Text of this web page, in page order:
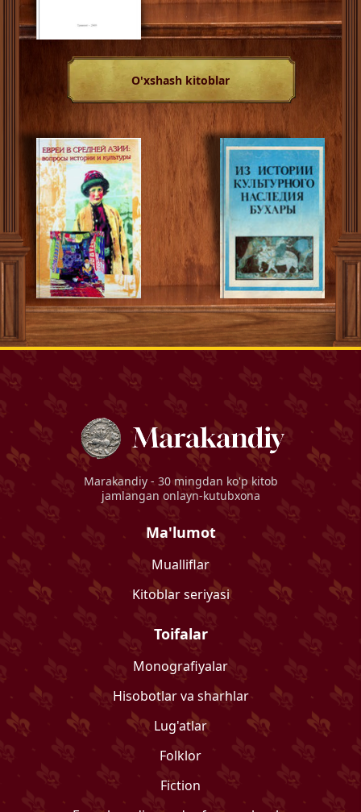
O'xshash kitoblar
Marakandiy - 30 mingdan ko'p kitob
jamlangan onlayn-kutubxona
Ma'lumot
Mualliflar
Kitoblar seriyasi
Toifalar
Monografiyalar
Hisobotlar va sharhlar
Lug'atlar
Folklor
Fiction